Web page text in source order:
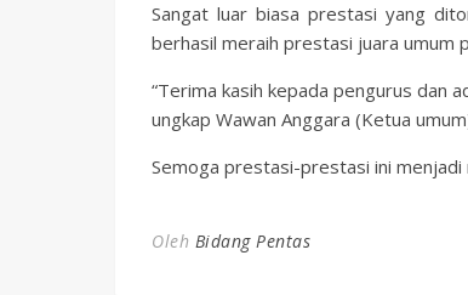
Sangat luar biasa prestasi yang
berhasil meraih prestasi juara umum
“Terima kasih kepada pengurus dan
ungkap Wawan Anggara (Ketua
Semoga prestasi-prestasi ini
Oleh Bidang Pentas